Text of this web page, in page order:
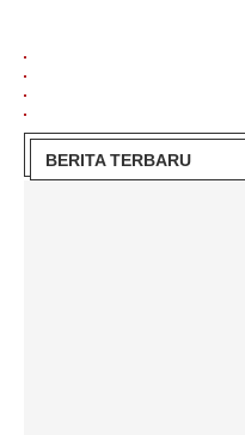
BERITA TERBARU